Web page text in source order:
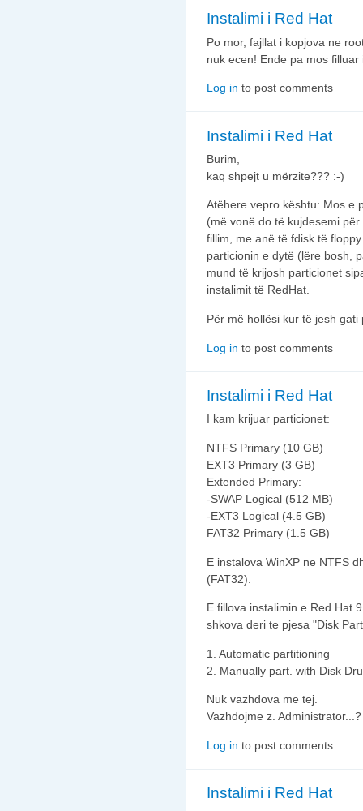
Instalimi i Red Hat
Po mor, fajllat i kopjova ne
nuk ecen! Ende pa mos
Log in to post comments
Instalimi i Red Hat
Burim,
kaq shpejt u mërzite??? :-)
Atëhere vepro kështu: Mos e
(më vonë do të kujdesemi
fillim, me anë të fdisk të
particionin e dytë (lëre bosh,
mund të krijosh particionet
instalimit të RedHat.
Për më hollësi kur të jesh
Log in to post comments
Instalimi i Red Hat
I kam krijuar particionet:
NTFS Primary (10 GB)
EXT3 Primary (3 GB)
Extended Primary:
-SWAP Logical (512 MB)
-EXT3 Logical (4.5 GB)
FAT32 Primary (1.5 GB)
E instalova WinXP ne NTFS
(FAT32).
E fillova instalimin e Red Hat
shkova deri te pjesa "Disk
1. Automatic partitioning
2. Manually part. with Disk
Nuk vazhdova me tej.
Vazhdojme z. Administrator...?
Log in to post comments
Instalimi i Red Hat